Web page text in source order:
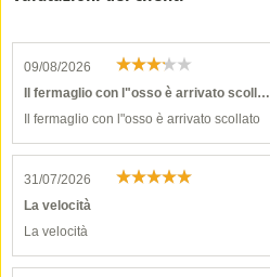
09/08/2026
Il fermaglio con l"osso è arrivato scoll…
Il fermaglio con l"osso è arrivato scollato
31/07/2026
La velocità
La velocità